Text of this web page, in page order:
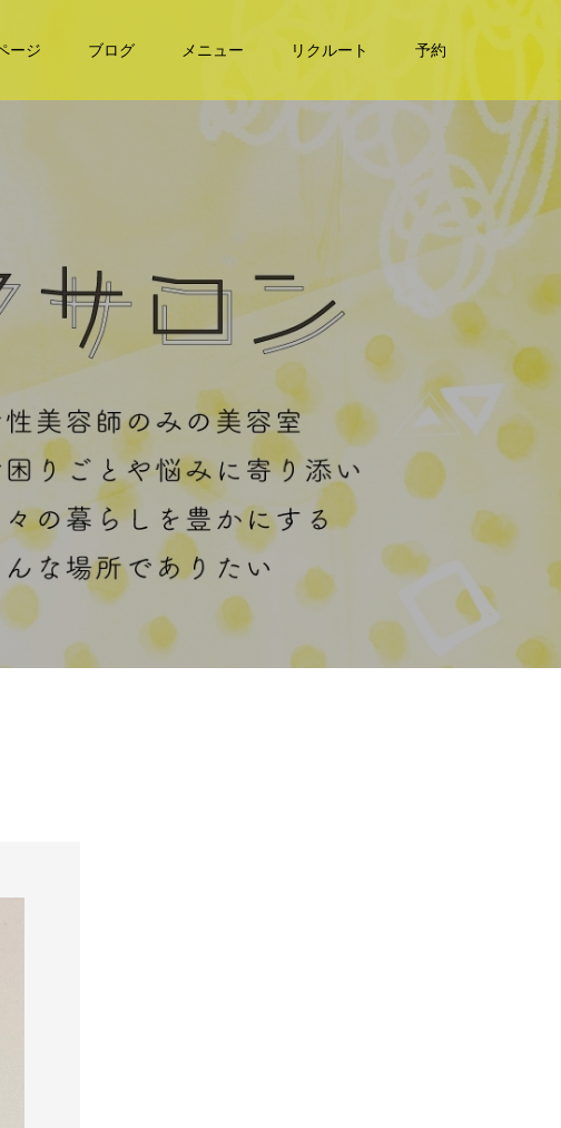
ージ ブログ メニュー リクルート 予約